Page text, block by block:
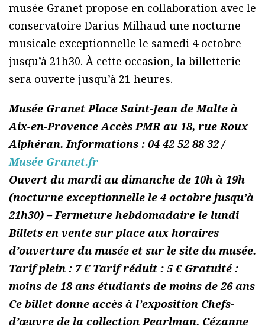
musée Granet propose en collaboration avec le
conservatoire Darius Milhaud une nocturne
musicale exceptionnelle le samedi 4 octobre
jusqu’à 21h30. À cette occasion, la billetterie
sera ouverte jusqu’à 21 heures.
Musée Granet Place Saint-Jean de Malte à
Aix-en-Provence Accès PMR au 18, rue Roux
Alphéran. Informations : 04 42 52 88 32 /
Musée Granet.fr
Ouvert du mardi au dimanche de 10h à 19h
(nocturne exceptionnelle le 4 octobre jusqu’à
21h30) – Fermeture hebdomadaire le lundi
Billets en vente sur place aux horaires
d’ouverture du musée et sur le site du musée.
Tarif plein : 7 € Tarif réduit : 5 € Gratuité :
moins de 18 ans étudiants de moins de 26 ans
Ce billet donne accès à l’exposition Chefs-
d’œuvre de la collection Pearlman, Cézanne